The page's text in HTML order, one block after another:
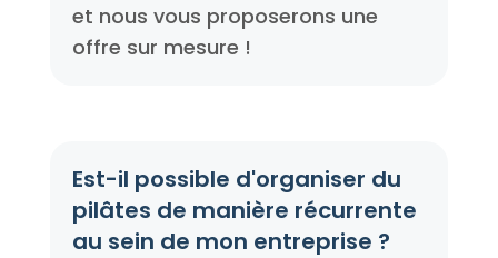
et nous vous proposerons une
offre sur mesure !
Est-il possible d'organiser du
pilâtes de manière récurrente
au sein de mon entreprise ?